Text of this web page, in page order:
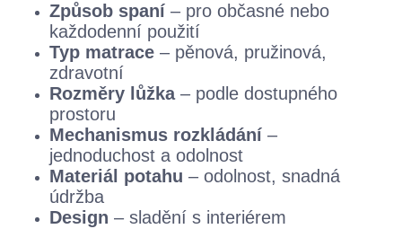
Způsob spaní – pro občasné nebo
každodenní použití
Typ matrace – pěnová, pružinová,
zdravotní
Rozměry lůžka– podle dostupného
prostoru
Mechanismus rozkládání –
jednoduchost a odolnost
Materiál potahu – odolnost, snadná
údržba
Design – sladění s interiérem